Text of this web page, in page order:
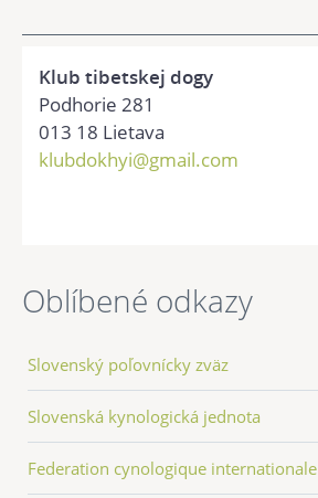
Klub tibetskej dogy
Podhorie 281
013 18 Lietava
klubdokhyi@gmail.com
Oblíbené odkazy
Slovenský poľovnícky zväz
Slovenská kynologická jednota
Federation cynologique internationale